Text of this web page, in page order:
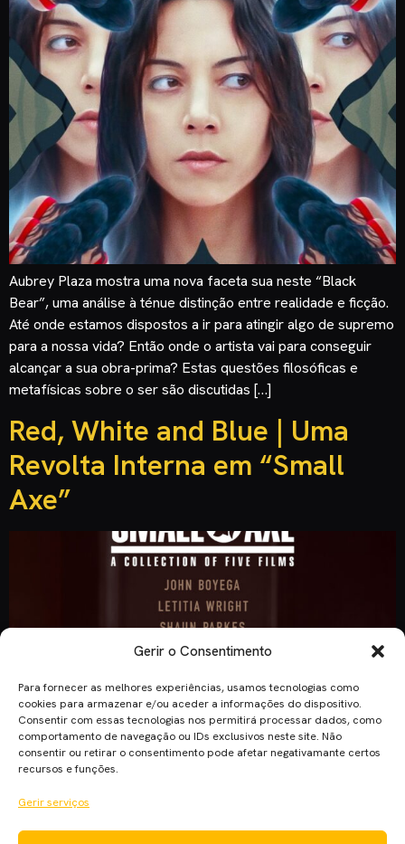
Gerir o Consentimento
Para fornecer as melhores experiências, usamos tecnologias como
cookies para armazenar e/ou aceder a informações do dispositivo.
Consentir com essas tecnologias nos permitirá processar dados, como
comportamento de navegação ou IDs exclusivos neste site. Não
consentir ou retirar o consentimento pode afetar negativamante certos
recursos e funções.
Gerir serviços
Aubrey Plaza mostra uma nova faceta sua neste “Black
Bear”, uma análise à ténue distinção entre realidade e ficção.
Até onde estamos dispostos a ir para atingir algo de supremo
para a nossa vida? Então onde o artista vai para conseguir
alcançar a sua obra-prima? Estas questões filosóficas e
metafísicas sobre o ser são discutidas […]
Red, White and Blue | Uma
Revolta Interna em “Small
Axe”